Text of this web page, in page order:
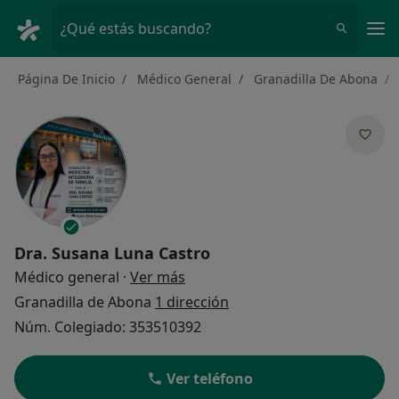
¿Qué estás buscando?
Página De Inicio Médico General Granadilla De Abona
Dra. Susana Luna Castro
Médico general · Ver más
Granadilla de Abona 1 dirección
Núm. Colegiado: 353510392
Ver teléfono